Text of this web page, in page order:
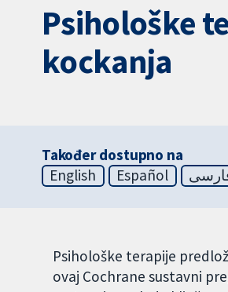
Psihološke
kockanja
Također dostupno na
English
Español
Psihološke terapije
ovaj Cochrane sustavni